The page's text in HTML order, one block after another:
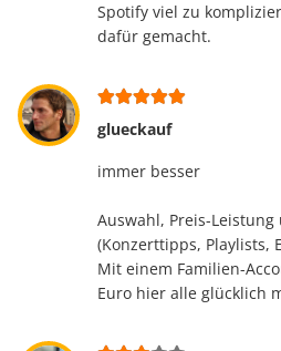
Spotify viel zu
dafür gemacht.
glueckauf
immer besser
Auswahl, Preis-
(Konzerttipps, Playlists,
Mit einem Familien-
Euro hier alle glücklich